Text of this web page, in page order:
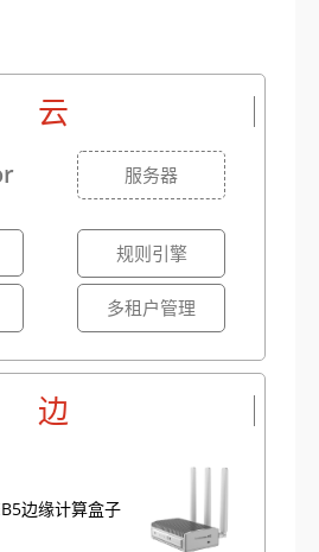
云
服务器
规则引擎
多租户管理
边
边缘计算盒子